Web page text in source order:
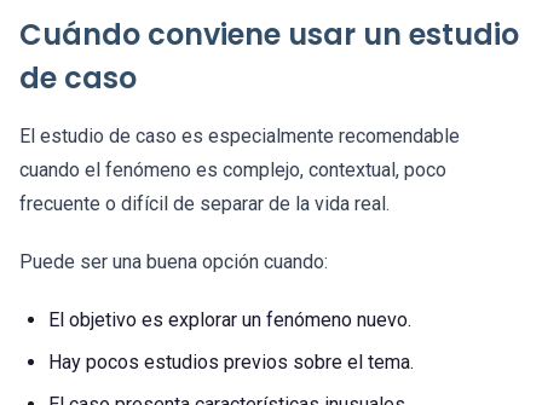
Cuándo conviene usar un estudio
de caso
El estudio de caso es especialmente recomendable
cuando el fenómeno es complejo, contextual, poco
frecuente o difícil de separar de la vida real.
Puede ser una buena opción cuando:
El objetivo es explorar un fenómeno nuevo.
Hay pocos estudios previos sobre el tema.